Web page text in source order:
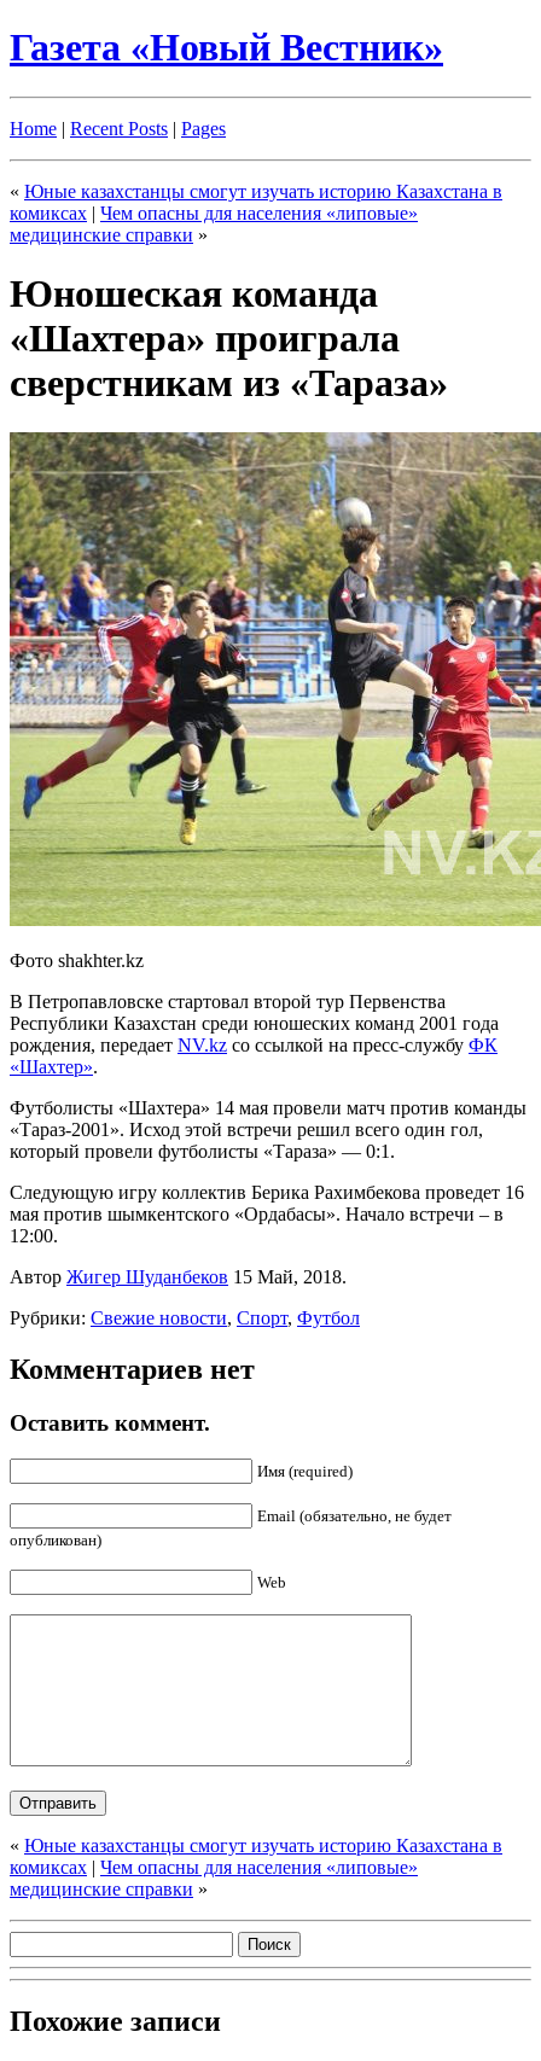
Газета «Новый Вестник»
Home | Recent Posts | Pages
« Юные казахстанцы смогут изучать историю Казахстана в
комиксах | Чем опасны для населения «липовые»
медицинские справки »
Юношеская команда
«Шахтера» проиграла
сверстникам из «Тараза»
Фото shakhter.kz
В Петропавловске стартовал второй тур Первенства
Республики Казахстан среди юношеских команд 2001 года
рождения, передает NV.kz со ссылкой на пресс-службу ФК
«Шахтер».
Футболисты «Шахтера» 14 мая провели матч против команды
«Тараз-2001». Исход этой встречи решил всего один гол,
который провели футболисты «Тараза» — 0:1.
Следующую игру коллектив Берика Рахимбекова проведет 16
мая против шымкентского «Ордабасы». Начало встречи – в
12:00.
Автор Жигер Шуданбеков 15 Май, 2018.
Рубрики: Свежие новости, Спорт, Футбол
Комментариев нет
Оставить коммент.
Имя (required)
Email (обязательно, не будет
опубликован)
Web
« Юные казахстанцы смогут изучать историю Казахстана в
комиксах | Чем опасны для населения «липовые»
медицинские справки »
Похожие записи